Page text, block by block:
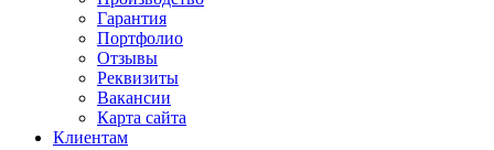
Гарантия
Портфолио
Отзывы
Реквизиты
Вакансии
Карта сайта
Клиентам